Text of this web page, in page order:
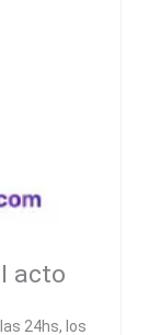
acto
24hs, los